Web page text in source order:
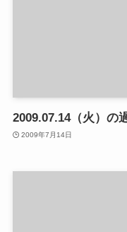
2009.07.14（火）の
2009年7月14日